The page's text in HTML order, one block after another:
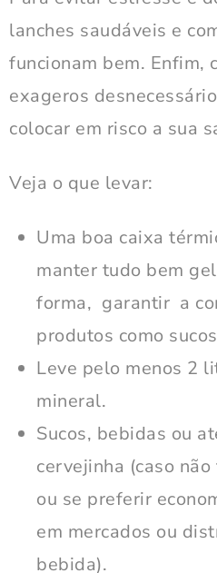
lanches saudáveis e
funcionam bem. Enfim,
exageros
colocar em risco a sua
Veja o que levar:
Uma boa caixa
manter tudo bem
forma, garantir a
produtos como
Leve pelo menos 2
mineral.
Sucos, bebidas ou
cervejinha (caso
ou se preferir
em mercados ou
bebida).